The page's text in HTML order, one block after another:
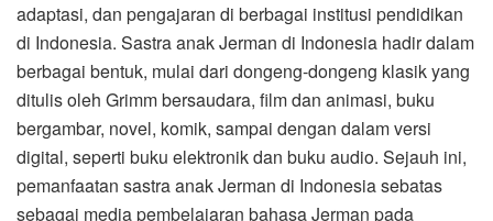
adaptasi, dan pengajaran di berbagai institusi pendidikan
di Indonesia. Sastra anak Jerman di Indonesia hadir dalam
berbagai bentuk, mulai dari dongeng-dongeng klasik yang
ditulis oleh Grimm bersaudara, film dan animasi, buku
bergambar, novel, komik, sampai dengan dalam versi
digital, seperti buku elektronik dan buku audio. Sejauh ini,
pemanfaatan sastra anak Jerman di Indonesia sebatas
sebagai media pembelajaran bahasa Jerman pada